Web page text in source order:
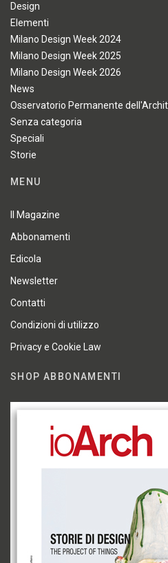
Design
Elementi
Milano Design Week 2024
Milano Design Week 2025
Milano Design Week 2026
News
Osservatorio Permanente
Senza categoria
Speciali
Storie
MENU
Il Magazine
Abbonamenti
Edicola
Newsletter
Contatti
Condizioni di utilizzo
Privacy e Cookie Law
SHOP ABBONAMENTI